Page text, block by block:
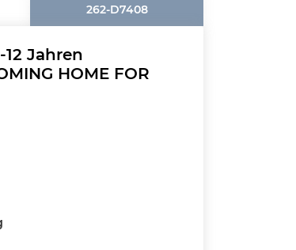
262-D7408
Jahren
HOME FOR